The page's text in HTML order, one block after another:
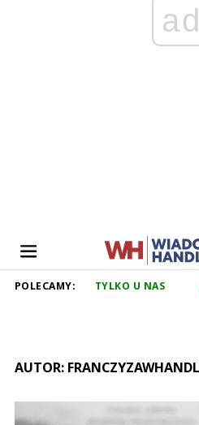
ad
POLECAMY: TYLKO U NAS
AUTOR: